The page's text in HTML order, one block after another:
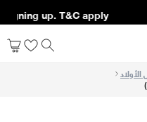
up. T&C apply*